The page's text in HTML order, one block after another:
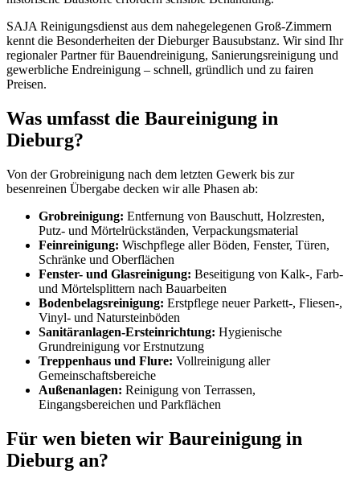
SAJA Reinigungsdienst aus dem nahegelegenen Groß-Zimmern
kennt die Besonderheiten der Dieburger Bausubstanz. Wir sind Ihr
regionaler Partner für Bauendreinigung, Sanierungsreinigung und
gewerbliche Endreinigung – schnell, gründlich und zu fairen
Preisen.
Was umfasst die Baureinigung in
Dieburg?
Von der Grobreinigung nach dem letzten Gewerk bis zur
besenreinen Übergabe decken wir alle Phasen ab:
Grobreinigung: Entfernung von Bauschutt, Holzresten,
Putz- und Mörtelrückständen, Verpackungsmaterial
Feinreinigung: Wischpflege aller Böden, Fenster, Türen,
Schränke und Oberflächen
Fenster- und Glasreinigung: Beseitigung von Kalk-, Farb-
und Mörtelsplittern nach Bauarbeiten
Bodenbelagsreinigung: Erstpflege neuer Parkett-, Fliesen-,
Vinyl- und Natursteinböden
Sanitäranlagen-Ersteinrichtung: Hygienische
Grundreinigung vor Erstnutzung
Treppenhaus und Flure: Vollreinigung aller
Gemeinschaftsbereiche
Außenanlagen: Reinigung von Terrassen,
Eingangsbereichen und Parkflächen
Für wen bieten wir Baureinigung in
Dieburg an?